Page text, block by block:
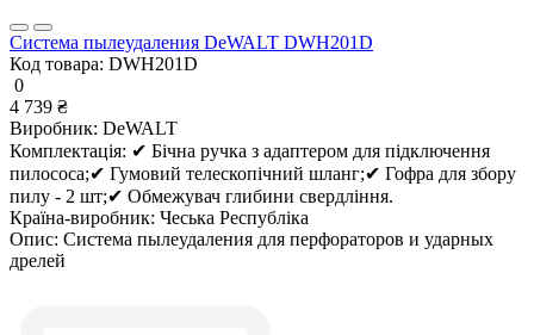
Система пылеудаления DeWALT DWH201D
Код товара: DWH201D
0
4 739 ₴
Виробник: DeWALT
Комплектація: ✔ Бічна ручка з адаптером для підключення
пилососа;✔ Гумовий телескопічний шланг;✔ Гофра для збору
пилу - 2 шт;✔ Обмежувач глибини свердління.
Країна-виробник: Чеська Республіка
Опис: Система пылеудаления для перфораторов и ударных
дрелей